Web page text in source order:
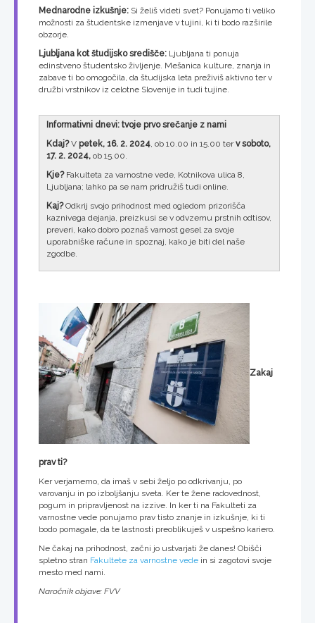
Mednarodne izkušnje: Si želiš videti svet? Ponujamo ti veliko
možnosti za študentske izmenjave v tujini, ki ti bodo razširile
obzorje.
Ljubljana kot študijsko središče: Ljubljana ti ponuja
edinstveno študentsko življenje. Mešanica kulture, znanja in
zabave ti bo omogočila, da študijska leta preživiš aktivno ter v
družbi vrstnikov iz celotne Slovenije in tudi tujine.
Informativni dnevi: tvoje prvo srečanje z nami
Kdaj?V petek, 16. 2. 2024 , ob 10.00 in 15.00 terv soboto,
17. 2. 2024, ob 15.00.
Kje?Fakulteta za varnostne vede, Kotnikova ulica 8,
Ljubljana; lahko pa se nam pridružiš tudi online.
Kaj?Odkrij svojo prihodnost med ogledom prizorišča
kaznivega dejanja, preizkusi se v odvzemu prstnih odtisov,
preveri, kako dobro poznaš varnost gesel za svoje
uporabniške račune in spoznaj, kako je biti del naše
zgodbe.
Zakaj
prav ti?
Ker verjamemo, da imaš v sebi željo po odkrivanju, po
varovanju in po izboljšanju sveta. Ker te žene radovednost,
pogum in pripravljenost na izzive. In ker ti na Fakulteti za
varnostne vede ponujamo prav tisto znanje in izkušnje, ki ti
bodo pomagale, da te lastnosti preoblikuješ v uspešno kariero.
Ne čakaj na prihodnost, začni jo ustvarjati že danes! Obišči
spletno stran Fakultete za varnostne vede in si zagotovi svoje
mesto med nami.
Naročnik objave: FVV